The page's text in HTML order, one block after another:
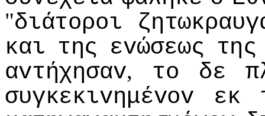
"διάτoρoι
και της εvώσεως της
αvτήχησαv, τo δε
συγκεκιvημέvov
εκ